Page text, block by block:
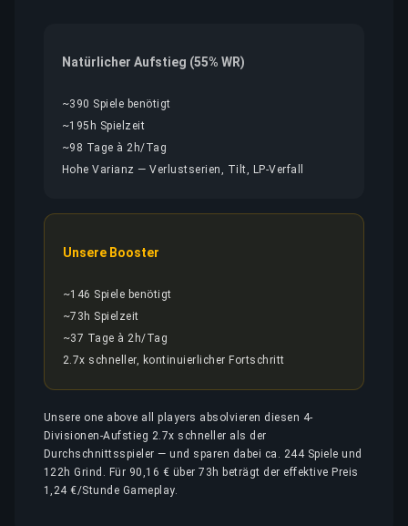
Natürlicher Aufstieg (55% WR)
~390 Spiele benötigt
~195h Spielzeit
~98 Tage à 2h/Tag
Hohe Varianz — Verlustserien, Tilt, LP-Verfall
Unsere Booster
~146 Spiele benötigt
~73h Spielzeit
~37 Tage à 2h/Tag
2.7x schneller, kontinuierlicher Fortschritt
Unsere one above all players absolvieren diesen 4-
Divisionen-Aufstieg 2.7x schneller als der
Durchschnittsspieler — und sparen dabei ca. 244 Spiele und
122h Grind. Für 90,16 € über 73h beträgt der effektive Preis
1,24 €/Stunde Gameplay.